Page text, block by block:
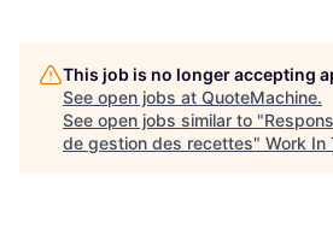
This job is no longer accepting
See open jobs at QuoteMachine.
See open jobs similar to "
de gestion des recettes" Work In